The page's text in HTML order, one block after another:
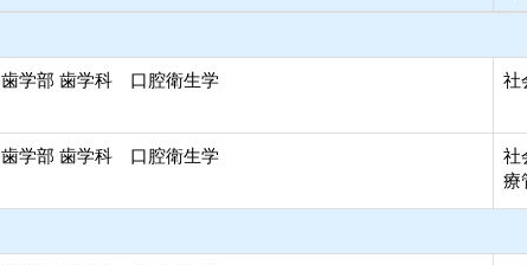
歯学部 歯学科 口腔衛生学 社
歯学部 歯学科 口腔衛生学
社
療